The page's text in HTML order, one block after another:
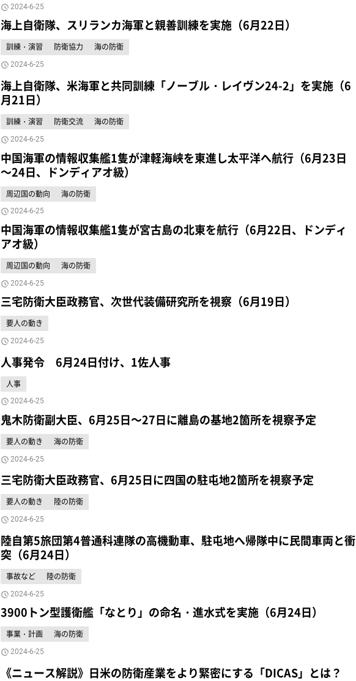
2024-6-25
海上自衛隊、スリランカ海軍と親善訓練を実施（6月22日）
訓練・演習 防衛協力 海の防衛
2024-6-25
海上自衛隊、米海軍と共同訓練「ノーブル・レイヴン24-2」を実施（6
月21日）
訓練・演習 防衛交流 海の防衛
2024-6-25
中国海軍の情報収集艦1隻が津軽海峡を東進し太平洋へ航行（6月23日
～24日、ドンディアオ級）
周辺国の動向 海の防衛
2024-6-25
中国海軍の情報収集艦1隻が宮古島の北東を航行（6月22日、ドンディ
アオ級）
周辺国の動向 海の防衛
2024-6-25
三宅防衛大臣政務官、次世代装備研究所を視察（6月19日）
要人の動き
2024-6-25
人事発令 6月24日付け、1佐人事
人事
2024-6-25
鬼木防衛副大臣、6月25日～27日に離島の基地2箇所を視察予定
要人の動き 海の防衛
2024-6-25
三宅防衛大臣政務官、6月25日に四国の駐屯地2箇所を視察予定
要人の動き 陸の防衛
2024-6-25
陸自第5旅団第4普通科連隊の高機動車、駐屯地へ帰隊中に民間車両と衝
突（6月24日）
事故など 陸の防衛
2024-6-25
3900トン型護衛艦「なとり」の命名・進水式を実施（6月24日）
事業・計画 海の防衛
2024-6-25
《ニュース解説》日米の防衛産業をより緊密にする「DICAS」とは？